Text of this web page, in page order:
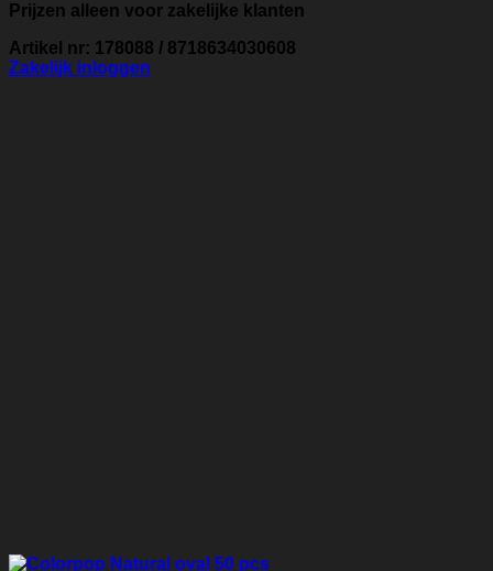
Prijzen alleen voor zakelijke klanten
Artikel nr: 178088 / 8718634030608
Zakelijk inloggen